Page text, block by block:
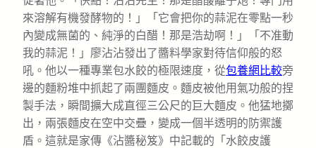
來溶解有機發酵物的！」「它會把你的蒜泥在零點一秒
內變成無菌的、純淨的白醋！那是浩劫啊！」「不准動
我的蒜泥！」廖沾沾發出了醬料學家對待信仰般的怒
吼。他以一種專業包水餃的極限速度，從包養網比較旁
邊的麵粉堆中抓起了兩團麵皮。麵皮被他用氣功般的捏
製手法，瞬間擴大成直徑三公尺的巨大麵皮。他猛地擲
出，兩張麵皮在空中交疊，變成一個半透明的防禦護
盾。這就是家傳《沾醬秘笈》中記載的「水餃皮護